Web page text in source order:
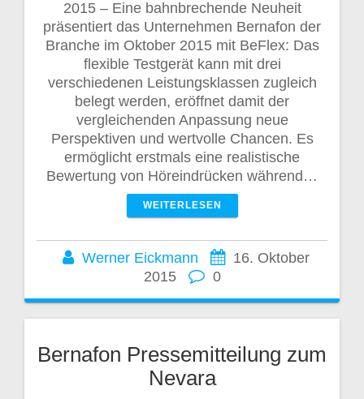
2015 – Eine bahnbrechende Neuheit
präsentiert das Unternehmen Bernafon der
Branche im Oktober 2015 mit BeFlex: Das
flexible Testgerät kann mit drei
verschiedenen Leistungsklassen zugleich
belegt werden, eröffnet damit der
vergleichenden Anpassung neue
Perspektiven und wertvolle Chancen. Es
ermöglicht erstmals eine realistische
Bewertung von Höreindrücken während…
WEITERLESEN
Werner Eickmann
16. Oktober
2015
0
Bernafon Pressemitteilung zum
Nevara